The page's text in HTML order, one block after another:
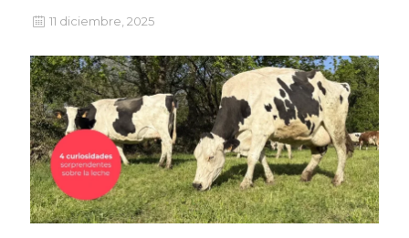
11 diciembre, 2025